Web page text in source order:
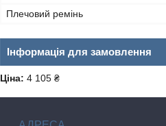
Плечовий ремінь
Інформація для замовлення
Ціна: 4 105 ₴